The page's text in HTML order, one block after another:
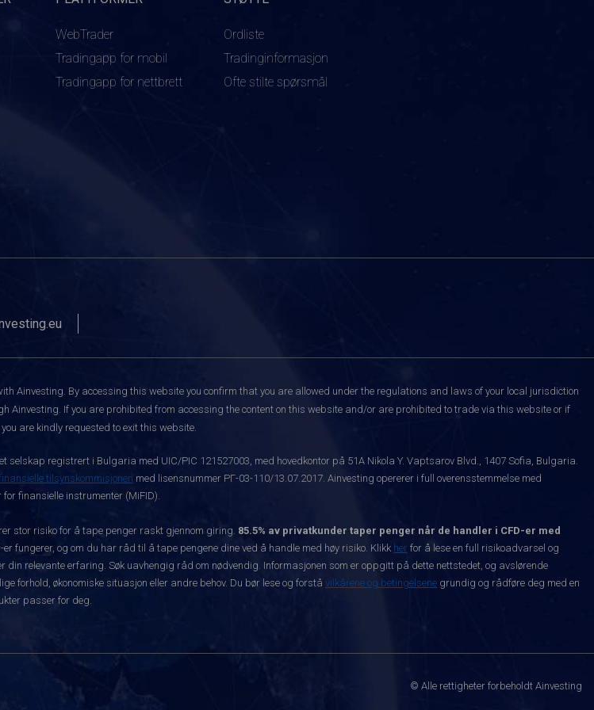
WebTrader
Tradingapp for mobil
Tradingapp for nettbrett
Ordliste
Tradinginformasjon
Ofte stilte spørsmål
Ainvesting. By accessing this website you confirm that you are allowed under the regulations and laws of your local jurisdiction
Ainvesting. If you are prohibited from accessing the content on this website and/or are prohibited to trade via this website or if
are kindly requested to exit this website.
selskap registrert i Bulgaria med UIC/PIC 121527003, med hovedkontor på 51A Nikola Y. Vaptsarov Blvd., 1407 Sofia, Bulgaria.
tilsynskommisjonen med lisensnummer РГ-03-110/13.07.2017. Ainvesting opererer i full overensstemmelse med
finansielle instrumenter (MiFID).
stor risiko for å tape penger raskt gjennom giring. 85.5% av privatkunder taper penger når de handler i CFD-er med
fungerer, og om du har råd til å tape pengene dine ved å handle med høy risiko. Klikk her for å lese en full risikoadvarsel og
din relevante erfaring. Søk uavhengig råd om nødvendig. Informasjonen som er oppgitt på dette nettstedet, og avslørende
forhold, økonomiske situasjon eller andre behov. Du bør lese og forstå vilkårene og betingelsene grundig og rådføre deg med en
passer for deg.
© Alle rettigheter forbeholdt Ainvesting